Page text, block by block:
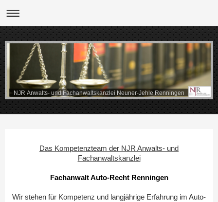
NJR Anwalts- und Fachanwaltskanzlei Neuner-Jehle Renningen
Das Kompetenzteam der NJR Anwalts- und
Fachanwaltskanzlei
Fachanwalt Auto-Recht Renningen
Wir stehen für Kompetenz und langjährige Erfahrung im Auto-